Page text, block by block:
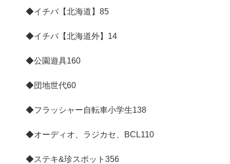
◆イチバ【北海道】 85
◆イチバ【北海道外】 14
◆公園遊具160
◆団地世代60
◆フラッシャー自転車小学生138
◆オーディオ、ラジカセ、BCL110
◆ステキ&珍スポット 356